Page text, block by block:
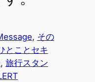
, その
とことセキ
, 旅行スタン